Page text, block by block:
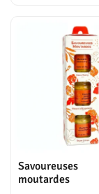
Savoureuses
moutardes